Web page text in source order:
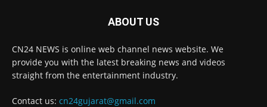
ABOUT US
CN24 NEWS is online web channel news website. We
provide you with the latest breaking news and videos
straight from the entertainment industry.
Contact us: cn24gujarat@gmail.com